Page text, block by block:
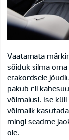
Vaatamata
sõiduk silma
erakordsele
pakub nii
võimalusi. Ise
võimalik
mingi seadme
ole.